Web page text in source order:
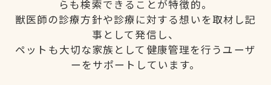
らも検索できることが特徴的。
獣医師の診療方針や診療に対する想いを取材し記
事として発信し、
ペットも大切な家族として健康管理を行うユーザ
ーをサポートしています。